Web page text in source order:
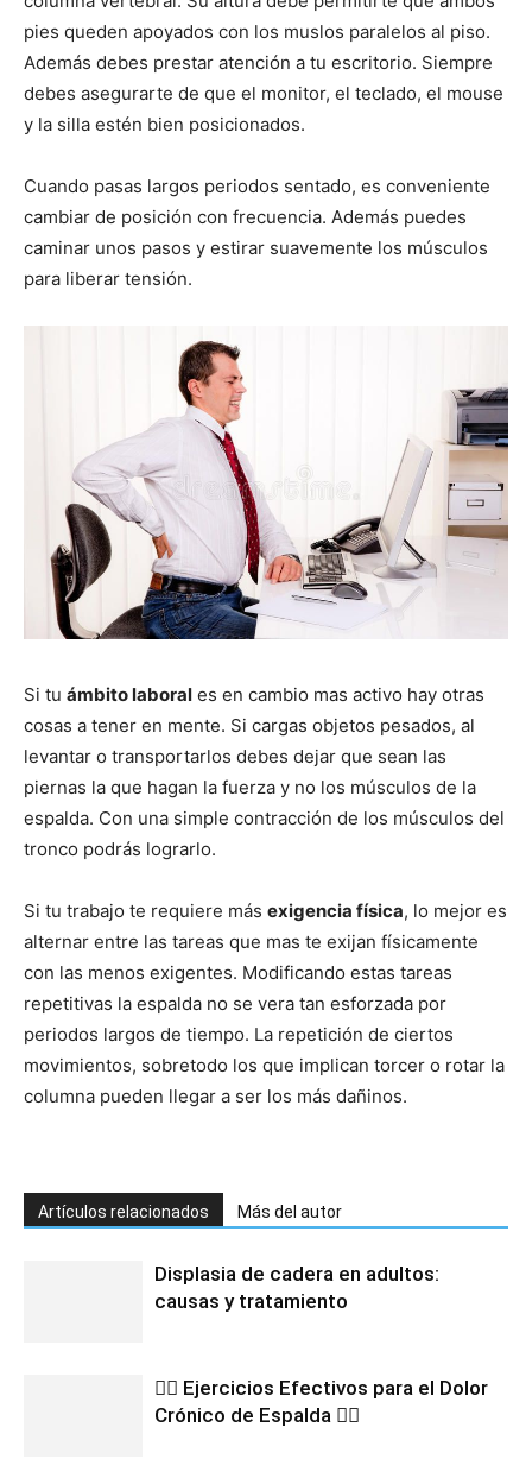
pies queden apoyados con los muslos paralelos al piso.
Además debes prestar atención a tu escritorio. Siempre
debes asegurarte de que el monitor, el teclado, el mouse
y la silla estén bien posicionados.
Cuando pasas largos periodos sentado, es conveniente
cambiar de posición con frecuencia. Además puedes
caminar unos pasos y estirar suavemente los músculos
para liberar tensión.
Si tu ámbito laboral es en cambio mas activo hay otras
cosas a tener en mente. Si cargas objetos pesados, al
levantar o transportarlos debes dejar que sean las
piernas la que hagan la fuerza y no los músculos de la
espalda. Con una simple contracción de los músculos del
tronco podrás lograrlo.
Si tu trabajo te requiere más exigencia física, lo mejor es
alternar entre las tareas que mas te exijan físicamente
con las menos exigentes. Modificando estas tareas
repetitivas la espalda no se vera tan esforzada por
periodos largos de tiempo. La repetición de ciertos
movimientos, sobretodo los que implican torcer o rotar la
columna pueden llegar a ser los más dañinos.
Artículos relacionados Más del autor
Displasia de cadera en adultos:
causas y tratamiento
🧘‍♀️ Ejercicios Efectivos para el Dolor
Crónico de Espalda 🧘‍♂️